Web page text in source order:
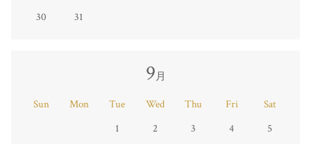
30
31
9月
Sun Mon Tue Wed Thu Fri
Sat
1
2 3 4
5